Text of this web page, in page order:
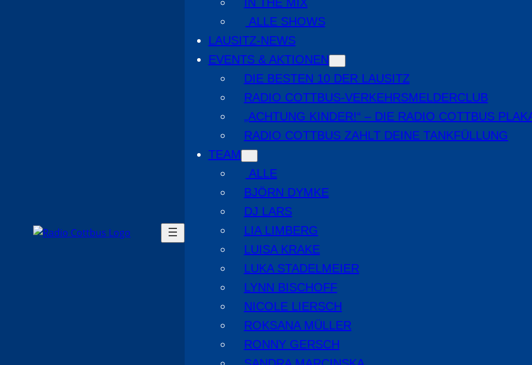
ALLE SHOWS
LAUSITZ-NEWS
EVENTS & AKTIONEN
DIE BESTEN 10 DER LAUSITZ
RADIO COTTBUS-VERKEHRSMELDERCLUB
„ACHTUNG KINDER!“ – DIE RADIO COTTBUS
RADIO COTTBUS ZAHLT DEINE TANKFÜLLUNG
TEAM
ALLE
BJÖRN DYMKE
DJ LARS
LIA LIMBERG
LUISA KRAKE
LUKA STADELMEIER
LYNN BISCHOFF
NICOLE LIERSCH
ROKSANA MÜLLER
RONNY GERSCH